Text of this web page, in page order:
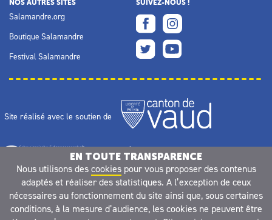
NOS AUTRES SITES
Salamandre.org
Boutique Salamandre
Festival Salamandre
SUIVEZ-NOUS !
Site réalisé avec le soutien de
EN TOUTE TRANSPARENCE
Nous utilisons des cookiespour vous proposer des contenus
adaptés et réaliser des statistiques. A l’exception de ceux
nécessaires au fonctionnement du site ainsi que, sous certaines
conditions, à la mesure d’audience, les cookies ne peuvent être